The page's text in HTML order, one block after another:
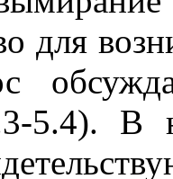
для
5.4). В